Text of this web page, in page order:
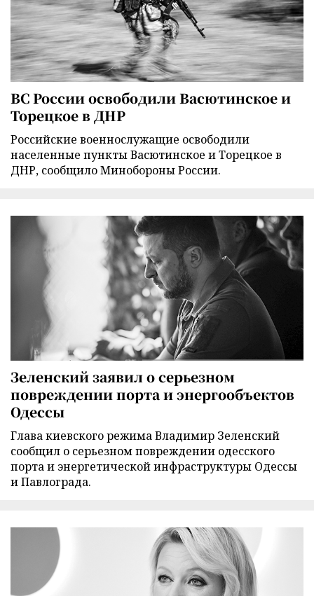
ВС России освободили Васютинское и
Торецкое в ДНР
Российские военнослужащие освободили
населенные пункты Васютинское и Торецкое в
ДНР, сообщило Минобороны России.
Зеленский заявил о серьезном
повреждении порта и энергообъектов
Одессы
Глава киевского режима Владимир Зеленский
сообщил о серьезном повреждении одесского
порта и энергетической инфраструктуры Одессы
и Павлограда.